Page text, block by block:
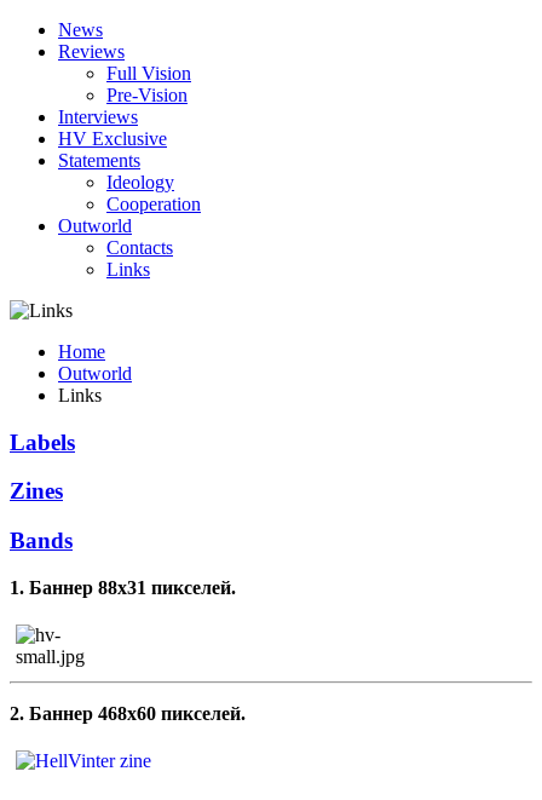
News
Reviews
Full Vision
Pre-Vision
Interviews
HV Exclusive
Statements
Ideology
Cooperation
Outworld
Contacts
Links
Home
Outworld
Links
Labels
Zines
Bands
1. Баннер 88x31 пикселей.
2. Баннер 468x60 пикселей.